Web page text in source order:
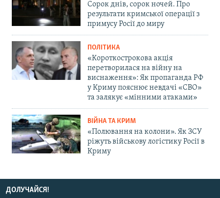
Сорок днів, сорок ночей. Про
результати кримської операції з
примусу Росії до миру
ПОЛІТИКА
«Короткострокова акція
перетворилася на війну на
виснаження»: Як пропаганда РФ
у Криму пояснює невдачі «СВО»
та залякує «мінними атаками»
ВІЙНА ТА КРИМ
«Полювання на колони». Як ЗСУ
ріжуть військову логістику Росії в
Криму
ДОЛУЧАЙСЯ!